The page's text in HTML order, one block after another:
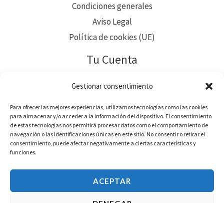
Gestionar consentimiento
Para ofrecer las mejores experiencias, utilizamos tecnologías como las cookies
para almacenar y/o acceder a la información del dispositivo. El consentimiento
de estas tecnologías nos permitirá procesar datos como el comportamiento de
navegación o las identificaciones únicas en este sitio. No consentir o retirar el
consentimiento, puede afectar negativamente a ciertas características y
funciones.
ACEPTAR
Condiciones generales
Aviso Legal
Política de cookies (UE)
Tu Cuenta
Pedidos
Métodos de pago
Detalles de la cuenta
Contraseña perdida